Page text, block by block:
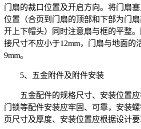
门扇的裁口位置及开启方向。将门扇
位置（合页到门扇的顶部和下部为门
开上下帽头）同时注意扇与框的平整
接尺寸不应小于12mm，门扇与地面的
9mm。
5、五金附件及附件安装
五金配件的规格尺寸、安装位置应
门锁等配件安装应牢固、可靠，安装
页尺寸及厚度、安装位置应根据设计要